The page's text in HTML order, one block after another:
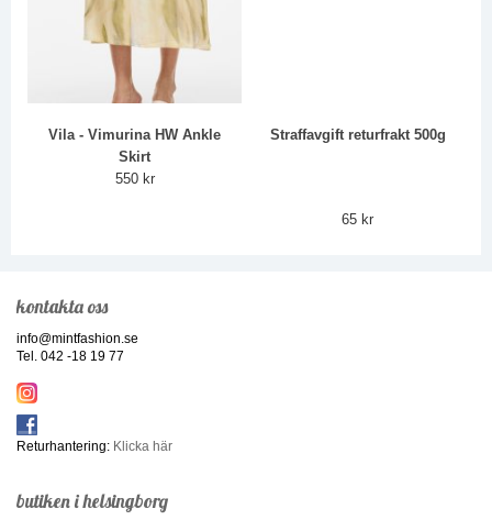
Vila - Vimurina HW Ankle
Skirt
550 kr
Straffavgift returfrakt 500g
65 kr
kontakta oss
info@mintfashion.se
Tel. 042 -18 19 77
Returhantering: Klicka här
butiken i helsingborg